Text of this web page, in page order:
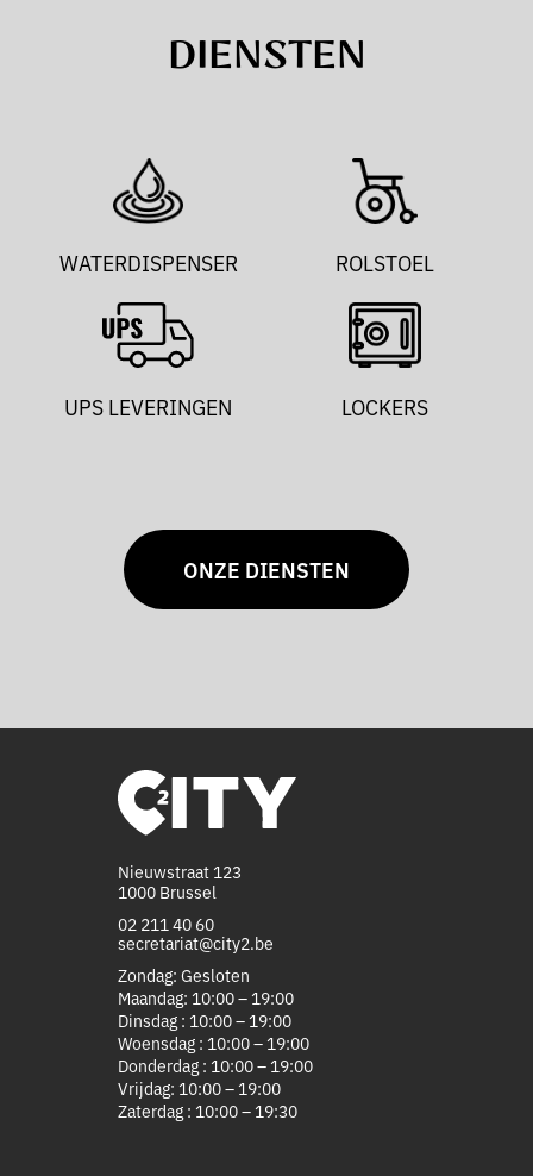
DIENSTEN
WATERDISPENSER ROLSTOEL
UPS LEVERINGEN LOCKERS
ONZE DIENSTEN
Nieuwstraat 123
1000 Brussel
02 211 40 60
secretariat@city2.be
Zondag: Gesloten
Maandag: 10:00 – 19:00
Dinsdag : 10:00 – 19:00
Woensdag : 10:00 – 19:00
Donderdag : 10:00 – 19:00
Vrijdag: 10:00 – 19:00
Zaterdag : 10:00 – 19:30